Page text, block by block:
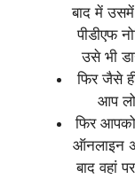
बाद में
पीडीएफ
उसे भी
फिर जैसे
आप
फिर
ऑनलाइन
बाद वहां